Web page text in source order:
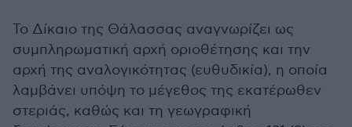
Το Δίκαιο της Θάλασσας αναγνωρίζει ως
συμπληρωματική αρχή οριοθέτησης και την
αρχή της αναλογικότητας (ευθυδικία), η οποία
λαμβάνει υπόψη το μέγεθος της εκατέρωθεν
στεριάς, καθώς και τη γεωγραφική